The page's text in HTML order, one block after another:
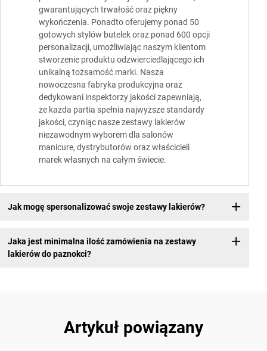
gwarantujących trwałość oraz piękny
wykończenia. Ponadto oferujemy ponad 50
gotowych stylów butelek oraz ponad 600 opcji
personalizacji, umożliwiając naszym klientom
stworzenie produktu odzwierciedlającego ich
unikalną tożsamość marki. Nasza
nowoczesna fabryka produkcyjna oraz
dedykowani inspektorzy jakości zapewniają,
że każda partia spełnia najwyższe standardy
jakości, czyniąc nasze zestawy lakierów
niezawodnym wyborem dla salonów
manicure, dystrybutorów oraz właścicieli
marek własnych na całym świecie.
Jak mogę spersonalizować swoje zestawy lakierów?
Jaka jest minimalna ilość zamówienia na zestawy
lakierów do paznokci?
Artykuł powiązany